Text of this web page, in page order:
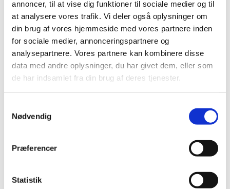
annoncer, til at vise dig funktioner til sociale medier og til
at analysere vores trafik. Vi deler også oplysninger om
din brug af vores hjemmeside med vores partnere inden
for sociale medier, annonceringspartnere og
analysepartnere. Vores partnere kan kombinere disse
data med andre oplysninger, du har givet dem, eller som
de har indsamlet fra din brug af deres tjenester.
Nødvendig
Præferencer
Statistik
x – 302,6515152
Tillykke! Du har nu udført en lineær regression i Excel!
Vil du have guiden som PDF?
Så klik på knappen herunder for at downloade guiden som
PDF (kvit og frit)